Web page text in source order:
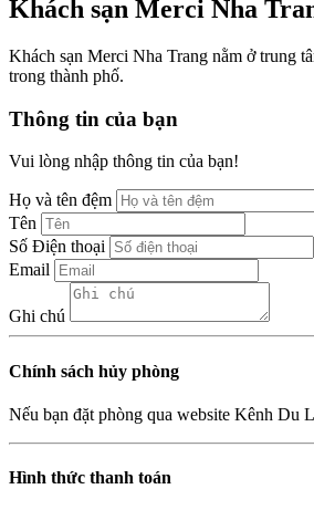
Khách sạn Merci Nha
Khách sạn Merci Nha Trang nằm ở trung
trong thành phố.
Thông tin của bạn
Vui lòng nhập thông tin của bạn!
Họ và tên đệm
Tên
Số Điện thoại
Email
Ghi chú
Chính sách hủy phòng
Nếu bạn đặt phòng qua website Kênh Du
Hình thức thanh toán